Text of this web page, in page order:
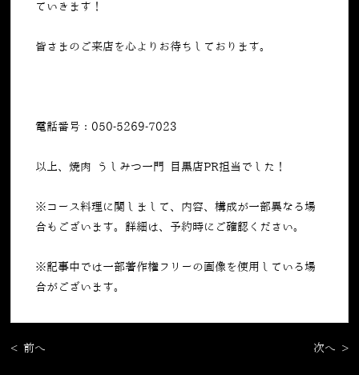
ていきます！
皆さまのご来店を心よりお待ちしております。
電話番号：050-5269-7023
以上、焼肉 うしみつ一門 目黒店PR担当でした！
※コース料理に関しまして、内容、構成が一部異なる場
合もございます。詳細は、予約時にご確認ください。
※記事中では一部著作権フリーの画像を使用している場
合がございます。
< 前へ 次へ >